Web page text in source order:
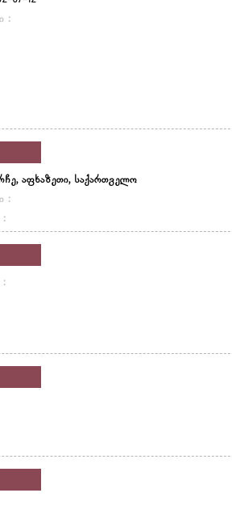
:
აფხაზეთი, საქართველო
:
:
: